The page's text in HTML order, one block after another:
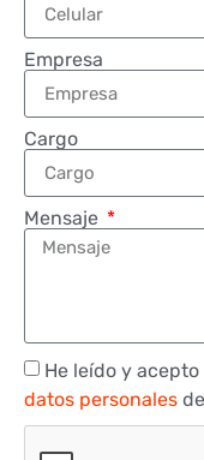
Empresa
Cargo
Mensaje
He leído y acepto
datos personales